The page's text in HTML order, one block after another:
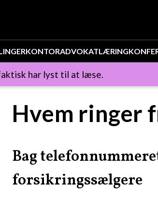
KONTORADVOKATLÆRING
har lyst til at læse.
Hvem ringer
Bag
forsikringssælgere